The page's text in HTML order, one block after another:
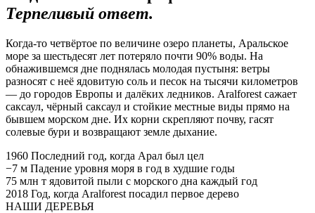
Терпеливый ответ.
Когда-то четвёртое по величине озеро планеты, Аральское
море за шестьдесят лет потеряло почти 90% воды. На
обнажившемся дне поднялась молодая пустыня: ветры
разносят с неё ядовитую соль и песок на тысячи километров
— до городов Европы и далёких ледников. Aralforest сажает
саксаул, чёрный саксаул и стойкие местные виды прямо на
бывшем морском дне. Их корни скрепляют почву, гасят
солевые бури и возвращают земле дыхание.
1960 Последний год, когда Арал был цел
−7 м Падение уровня моря в год в худшие годы
75 млн т ядовитой пыли с морского дна каждый год
2018 Год, когда Aralforest посадил первое дерево
НАШИ ДЕРЕВЬЯ